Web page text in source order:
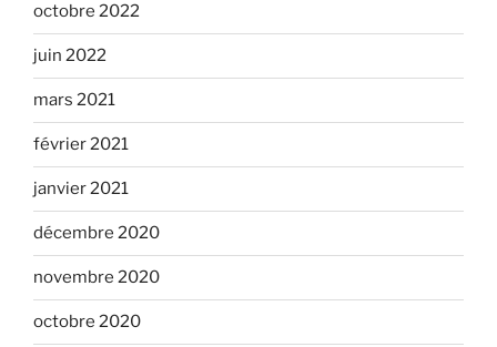
octobre 2022
juin 2022
mars 2021
février 2021
janvier 2021
décembre 2020
novembre 2020
octobre 2020